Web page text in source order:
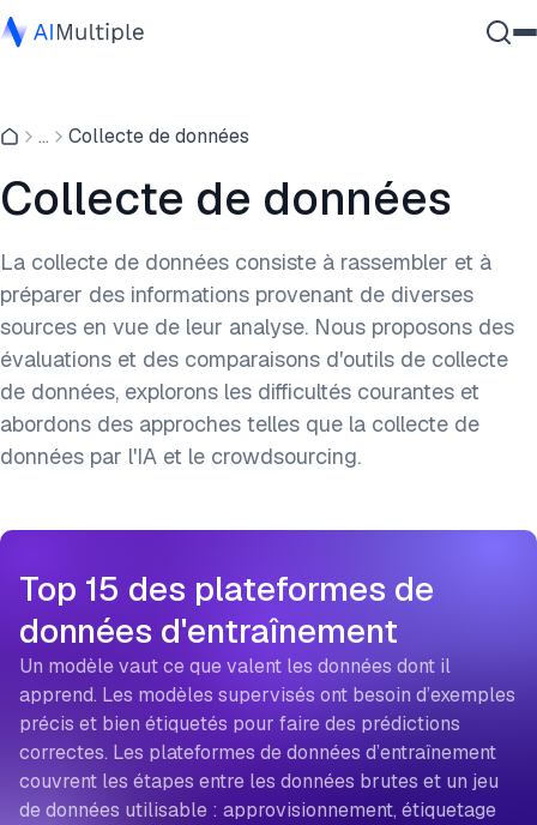
cybersécurité
Données
Logiciel d'entreprise
Contactez-nous
... Collecte de données
Collecte de données
La collecte de données consiste à rassembler et à
préparer des informations provenant de diverses
sources en vue de leur analyse. Nous proposons des
évaluations et des comparaisons d'outils de collecte
de données, explorons les difficultés courantes et
abordons des approches telles que la collecte de
données par l'IA et le crowdsourcing.
Top 15 des plateformes de
données d'entraînement
Un modèle vaut ce que valent les données dont il
apprend. Les modèles supervisés ont besoin d’exemples
précis et bien étiquetés pour faire des prédictions
correctes. Les plateformes de données d’entraînement
couvrent les étapes entre les données brutes et un jeu
de données utilisable : approvisionnement, étiquetage